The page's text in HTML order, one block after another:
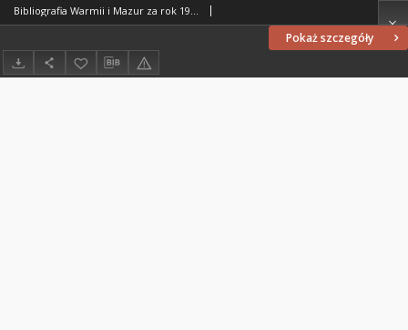
Pokaż szczegóły
Bibliografia Warmii i Mazur za rok 1976